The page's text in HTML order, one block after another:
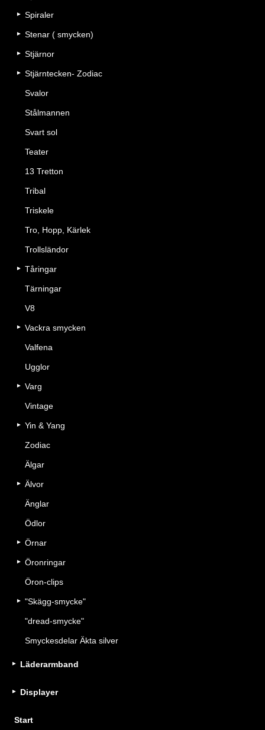
Spiraler
Stenar ( smycken)
Stjärnor
Stjärntecken- Zodiac
Svalor
Stålmannen
Svart sol
Teater
13 Tretton
Tribal
Triskele
Tro, Hopp, Kärlek
Trollsländor
Tåringar
Tärningar
V8
Vackra smycken
Valfena
Ugglor
Varg
Vintage
Yin & Yang
Zodiac
Älgar
Älvor
Änglar
Ödlor
Örnar
Öronringar
Öron-clips
"Skägg-smycke"
"dread-smycke"
Smyckesdelar Äkta silver
Läderarmband
Displayer
Start